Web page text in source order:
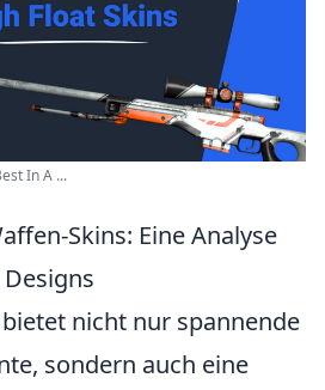
In A ...
Skins: Eine Analyse
bietet nicht nur spannende
sondern auch eine